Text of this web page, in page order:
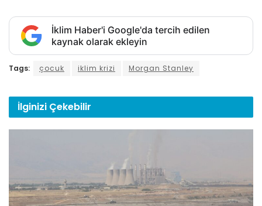
İklim Haber'i Google'da tercih edilen
kaynak olarak ekleyin
Tags: çocuk iklim krizi Morgan Stanley
İlginizi Çekebilir